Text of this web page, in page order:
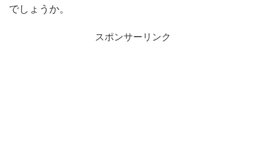
でしょうか。
スポンサーリンク